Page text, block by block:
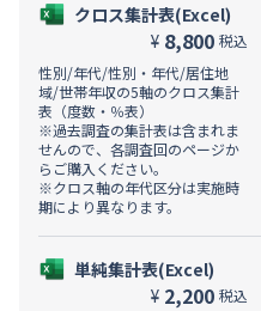
クロス集計表(Excel)
¥ 8,800 税込
性別/年代/性別・年代/居住地
域/世帯年収の5軸のクロス集計
表（度数・％表）
※過去調査の集計表は含まれま
せんので、各調査回のページか
らご購入ください。
※クロス軸の年代区分は実施時
期により異なります。
単純集計表(Excel)
¥ 2,200 税込